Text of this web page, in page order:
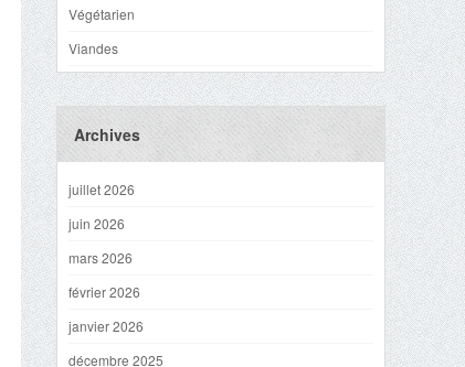
Végétarien
Viandes
Archives
juillet 2026
juin 2026
mars 2026
février 2026
janvier 2026
décembre 2025